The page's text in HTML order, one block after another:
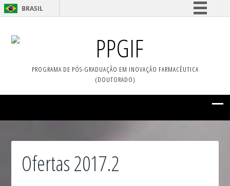
BRASIL
Comunica BR
Acesso à informação
PPGIF
PROGRAMA DE PÓS-GRADUAÇÃO EM INOVAÇÃO FARMACÊUTICA
(DOUTORADO)
Ofertas 2017.2